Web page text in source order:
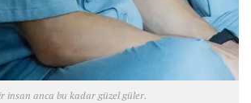
insan anca bu kadar güzel güler.